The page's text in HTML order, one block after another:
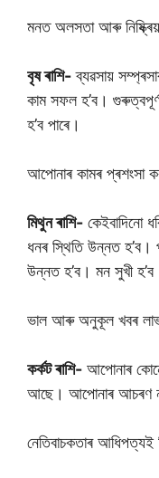
মনত অলসতা আৰু
বৃষ ৰাশি-ব্যৱসায়
কাম সফল হ’ব।
হ’ব পাৰে।
আপোনাৰ কামৰ প্ৰশংসা
মিথুন ৰাশি- কেইবাদিনো
ধনৰ স্থিতি উন্নত হ’ব।
উন্নত হ’ব। মন সুখী
ভাল আৰু অনুকূল খবৰ
কৰ্কট ৰাশি- আপোনাৰ
আছে। আপোনাৰ আচৰণ
নেতিবাচকতাৰ